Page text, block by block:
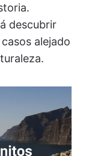
descubrir
alejado